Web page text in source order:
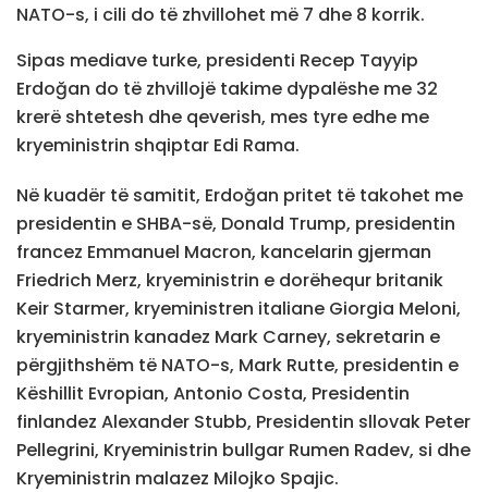
NATO-s, i cili do të zhvillohet më 7 dhe 8 korrik.
Sipas mediave turke, presidenti Recep Tayyip
Erdoğan do të zhvillojë takime dypalëshe me 32
krerë shtetesh dhe qeverish, mes tyre edhe me
kryeministrin shqiptar Edi Rama.
Në kuadër të samitit, Erdoğan pritet të takohet me
presidentin e SHBA-së, Donald Trump, presidentin
francez Emmanuel Macron, kancelarin gjerman
Friedrich Merz, kryeministrin e dorëhequr britanik
Keir Starmer, kryeministren italiane Giorgia Meloni,
kryeministrin kanadez Mark Carney, sekretarin e
përgjithshëm të NATO-s, Mark Rutte, presidentin e
Këshillit Evropian, Antonio Costa, Presidentin
finlandez Alexander Stubb, Presidentin sllovak Peter
Pellegrini, Kryeministrin bullgar Rumen Radev, si dhe
Kryeministrin malazez Milojko Spajic.